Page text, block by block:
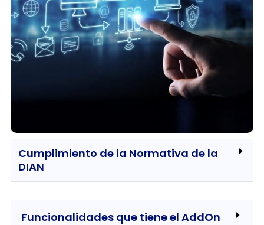
Cumplimiento de la Normativa de la
DIAN
Funcionalidades que tiene el AddOn